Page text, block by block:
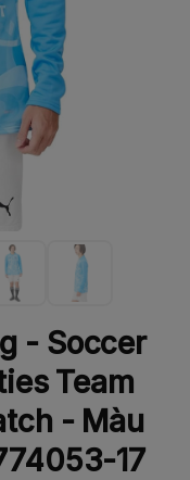
- Soccer
Team
- Màu
17